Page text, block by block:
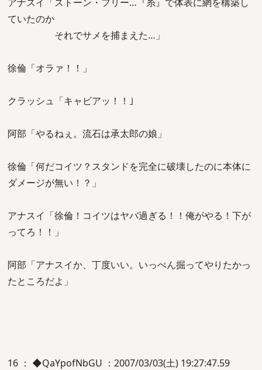
ていたのか
それでサメを捕まえた…」
徐倫「オラァ！！」
クラッシュ「キャビアッ！！｣
阿部「やるねぇ。流石は承太郎の娘」
徐倫「何だコイツ？スタンドを完全に破壊したのに本体に
ダメージが無い！？」
アナスイ「徐倫！コイツはヤバ過ぎる！！俺がやる！下が
ってろ！！」
阿部「アナスイか、丁度いい。いっぺん掘ってやりたかっ
たところだよ」
16 ： ◆QaYpofNbGU ：2007/03/03(土) 19:27:47.59